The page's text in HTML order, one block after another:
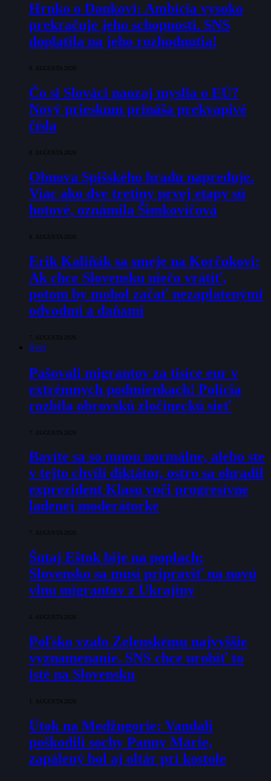
Hrnko o Dankovi: Ambícia vysoko
prekračuje jeho schopnosti. SNS
doplatila na jeho rozhodnutia!
9. AUGUSTA 2026
Čo si Slováci naozaj myslia o EÚ?
Nový prieskum prináša prekvapivé
čísla
8. AUGUSTA 2026
Obnova Spišského hradu napreduje.
Viac ako dve tretiny prvej etapy sú
hotové, oznámila Šimkovičová
8. AUGUSTA 2026
Erik Kaliňák sa smeje na Korčokovi:
Ak chce Slovensku niečo vrátiť,
potom by mohol začať nezaplatenými
odvodmi a daňami
7. AUGUSTA 2026
Svet
Pašovali migrantov za tisíce eur v
extrémnych podmienkach! Polícia
rozbila obrovskú zločineckú sieť
7. AUGUSTA 2026
Bavíte sa so mnou normálne, alebo ste
v tejto chvíli diktátor, ostro sa ohradil
exprezident Klasu voči progresívne
ladenej moderátorke
7. AUGUSTA 2026
Šutaj Eštok bije na poplach:
Slovensko sa musí pripraviť na novú
vlnu migrantov z Ukrajiny
6. AUGUSTA 2026
Poľsko vzalo Zelenskému najvyššie
vyznamenanie. SNS chce urobiť to
isté na Slovensku
1. AUGUSTA 2026
Útok na Medžugorie: Vandali
poškodili sochy Panny Márie,
zapálený bol aj oltár pri kostole